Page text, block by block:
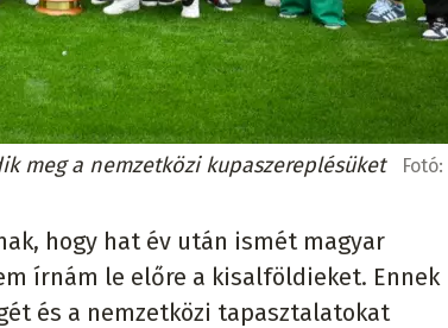
meg a nemzetközi kupaszereplésüket Fotó:
hogy hat év után ismét magyar
írnám le előre a kisalföldieket. Ennek
és a nemzetközi tapasztalatokat